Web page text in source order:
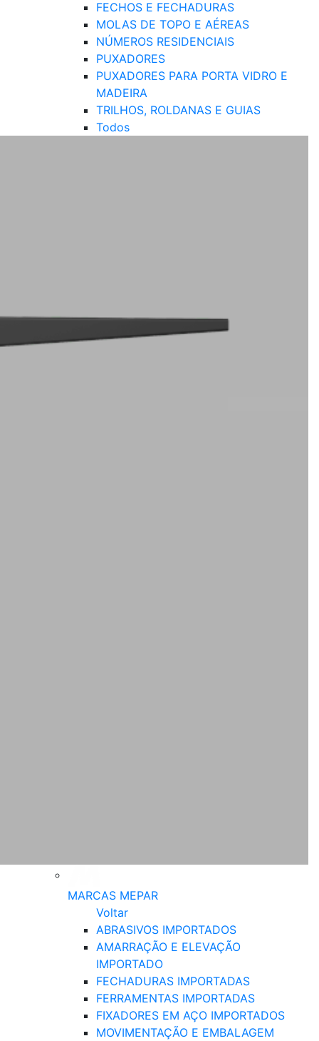
FECHOS E FECHADURAS
MOLAS DE TOPO E AÉREAS
NÚMEROS RESIDENCIAIS
PUXADORES
PUXADORES PARA PORTA VIDRO E
MADEIRA
TRILHOS, ROLDANAS E GUIAS
Todos
MARCAS MEPAR
Voltar
ABRASIVOS IMPORTADOS
AMARRAÇÃO E ELEVAÇÃO
IMPORTADO
FECHADURAS IMPORTADAS
FERRAMENTAS IMPORTADAS
FIXADORES EM AÇO IMPORTADOS
MOVIMENTAÇÃO E EMBALAGEM